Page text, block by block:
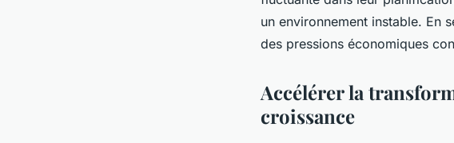
un environnement instable. En
des pressions économiques
Accélérer la
croissance